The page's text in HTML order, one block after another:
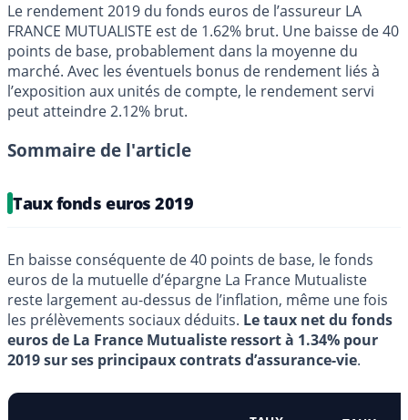
Le rendement 2019 du fonds euros de l’assureur LA
FRANCE MUTUALISTE est de 1.62% brut. Une baisse de 40
points de base, probablement dans la moyenne du
marché. Avec les éventuels bonus de rendement liés à
l’exposition aux unités de compte, le rendement servi
peut atteindre 2.12% brut.
Sommaire de l'article
Taux fonds euros 2019
En baisse conséquente de 40 points de base, le fonds
euros de la mutuelle d’épargne La France Mutualiste
reste largement au-dessus de l’inflation, même une fois
les prélèvements sociaux déduits. Le taux net du fonds
euros de La France Mutualiste ressort à 1.34% pour
2019 sur ses principaux contrats d’assurance-vie.